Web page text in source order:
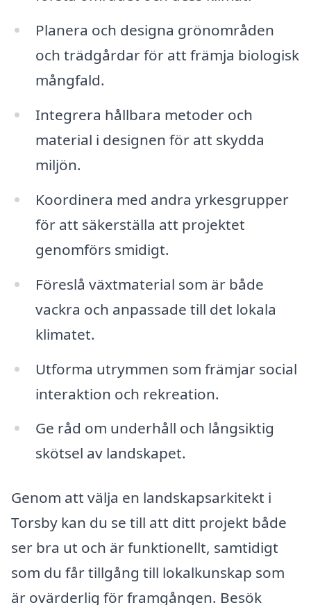
Planera och designa grönområden
och trädgårdar för att främja biologisk
mångfald.
Integrera hållbara metoder och
material i designen för att skydda
miljön.
Koordinera med andra yrkesgrupper
för att säkerställa att projektet
genomförs smidigt.
Föreslå växtmaterial som är både
vackra och anpassade till det lokala
klimatet.
Utforma utrymmen som främjar social
interaktion och rekreation.
Ge råd om underhåll och långsiktig
skötsel av landskapet.
Genom att välja en landskapsarkitekt i
Torsby kan du se till att ditt projekt både
ser bra ut och är funktionellt, samtidigt
som du får tillgång till lokalkunskap som
är ovärderlig för framgången. Besök